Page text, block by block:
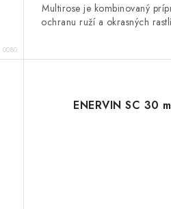
0080
Multirose je kombinovaný
ochranu ruží a okrasných
ENERVIN SC 30